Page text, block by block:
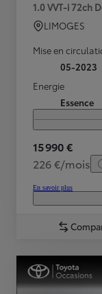
1.0 VVT-i 72ch
LIMOGES
Mise en
05-2023
Energie
Essence
15 990 €
226 €/mois
En savoir plus